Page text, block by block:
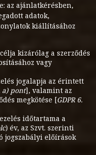
az ajánlatkérésben,
adatok,
kiállításához
kizárólag a szerződés
vagy
jogalapja az érintett
a) pont], valamint az
megkötése [GDPR 6.
időtartama a
) év, az Szvt. szerinti
jogszabályi előírások